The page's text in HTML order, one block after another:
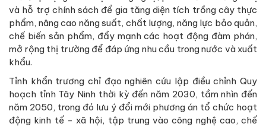
và hỗ trợ chính sách để gia tăng diện tích trồng cây thực
phẩm, nâng cao năng suất, chất lượng, năng lực bảo quản,
chế biến sản phẩm, đẩy mạnh các hoạt động đàm phán,
mở rộng thị trường để đáp ứng nhu cầu trong nước và xuất
khẩu.
Tỉnh khẩn trương chỉ đạo nghiên cứu lập điều chỉnh Quy
hoạch tỉnh Tây Ninh thời kỳ đến năm 2030, tầm nhìn đến
năm 2050, trong đó lưu ý đổi mới phương án tổ chức hoạt
động kinh tế - xã hội, tập trung vào công nghệ cao, chế